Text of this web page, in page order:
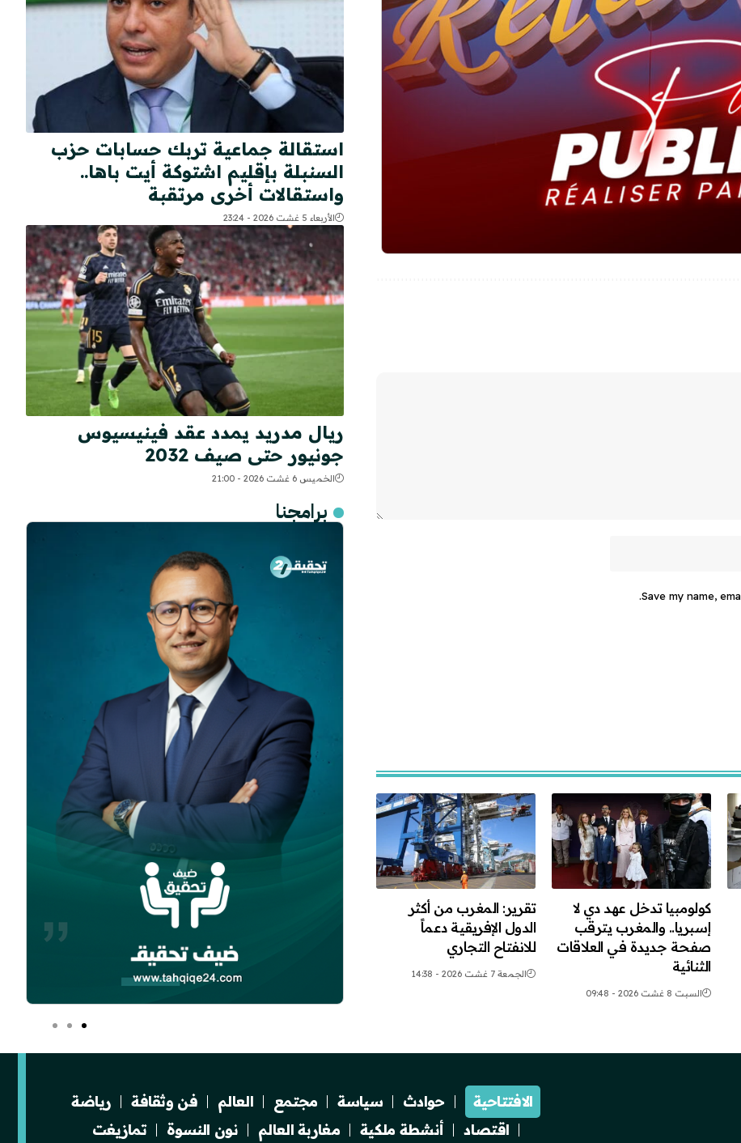
Save my name,
كولومبيا تدخل عهد دي لا
إسبريا.. والمغرب يترقب
صفحة جديدة في العلاقات
الثنائية
السبت 8 غشت 2026 - 09:48
تقرير: المغرب من أكثر
الدول الإفريقية دعماً
للانفتاح التجاري
الجمعة 7 غشت 2026 - 14:38
استقالة جماعية تربك حسابات حزب
السنبلة بإقليم اشتوكة أيت باها..
واستقالات أخرى مرتقبة
الأربعاء 5 غشت 2026 - 23:24
ريال مدريد يمدد عقد فينيسيوس
جونيور حتى صيف 2032
الخميس 6 غشت 2026 - 21:00
برامجنا
الافتتاحية حوادث سياسة مجتمع العالم فن وثقافة
رياضة
اقتصاد
أنشطة ملكية مغاربة العالم نون النسوة تمازيغت